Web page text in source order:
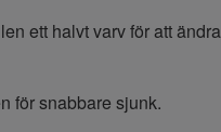
ett halvt varv för att ändra
för snabbare sjunk.